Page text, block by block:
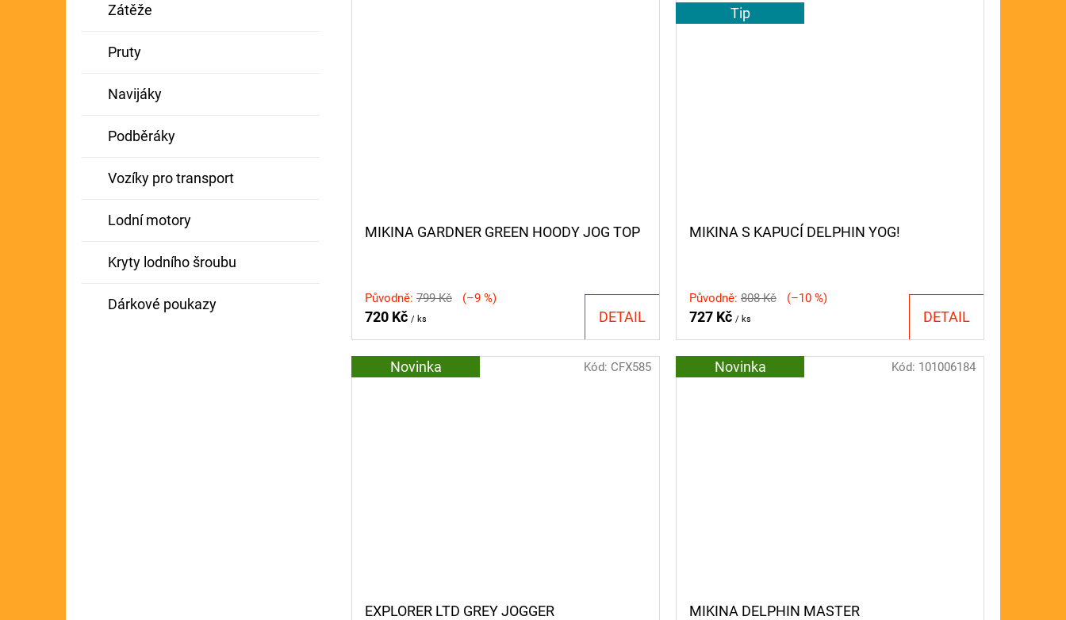
Zátěže
Pruty
Navijáky
Podběráky
Vozíky pro transport
Lodní motory
Kryty lodního šroubu
Dárkové poukazy
MIKINA GARDNER GREEN HOODY JOG TOP
Původně: 799 Kč (–9 %)
720 Kč / ks DETAIL
Tip
MIKINA S KAPUCÍ DELPHIN YOG!
Původně: 808 Kč (–10 %)
727 Kč / ks DETAIL
Novinka
EXPLORER LTD GREY JOGGER
Kód: CFX585 Novinka
MIKINA DELPHIN MASTER
Kód: 101006184